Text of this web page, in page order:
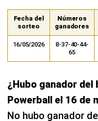
Fecha del
sorteo
Números
ganadores
16/05/2026
8-37-40-44-
65
¿Hubo ganador
Powerball el 16 de
No hubo ganador